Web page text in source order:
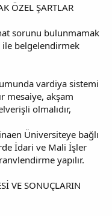
ÖZEL ŞARTLAR
sorunu bulunmamak
ile belgelendirmek
vardiya sistemi
mesaiye, akşam
olmalıdır,
Üniversiteye bağlı
İdari ve Mali İşler
yapılır.
VE SONUÇLARIN